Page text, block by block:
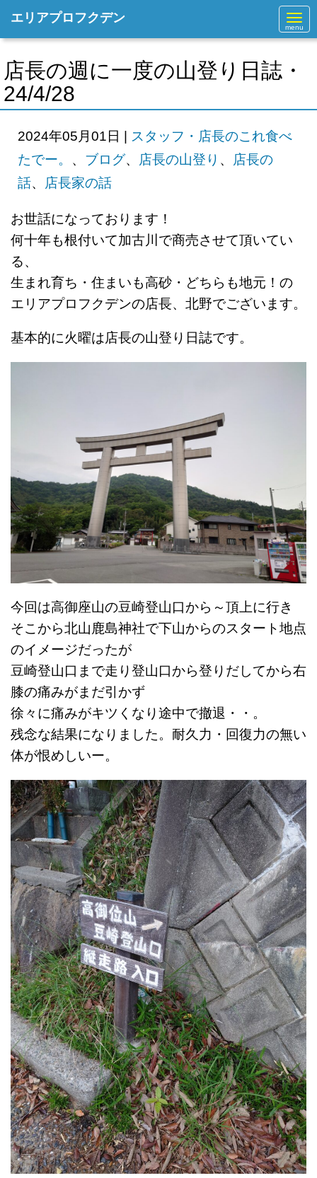
N
a
v
a
o
エリアプロフクデン
店長の週に一度の山登り日誌・
24/4/28
2024年05月01日 | スタッフ・店長のこれ食べ
たでー。 、 ブログ、 店長の山登り 、 店長の
話、 店長家の話
お世話になっております！
何十年も根付いて加古川で商売させて頂いてい
る、
生まれ育ち・住まいも高砂・どちらも地元！の
エリアプロフクデンの店長、北野でございます。
基本的に火曜は店長の山登り日誌です。
今回は高御座山の豆崎登山口から～頂上に行き
そこから北山鹿島神社で下山からのスタート地点
のイメージだったが
豆崎登山口まで走り登山口から登りだしてから右
膝の痛みがまだ引かず
徐々に痛みがキツくなり途中で撤退・・。
残念な結果になりました。耐久力・回復力の無い
体が恨めしいー。